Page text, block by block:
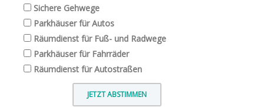
Sichere Gehwege
Parkhäuser für Autos
Räumdienst für Fuß- und Radwege
Parkhäuser für Fahrräder
Räumdienst für Autostraßen